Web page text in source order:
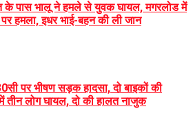
पास भालू ने हमले से युवक घायल, मगरलोड में
हमला, इधर भाई-बहन की ली जान
पर भीषण सड़क हादसा, दो बाइकों की
लोग घायल, दो की हालत नाजुक